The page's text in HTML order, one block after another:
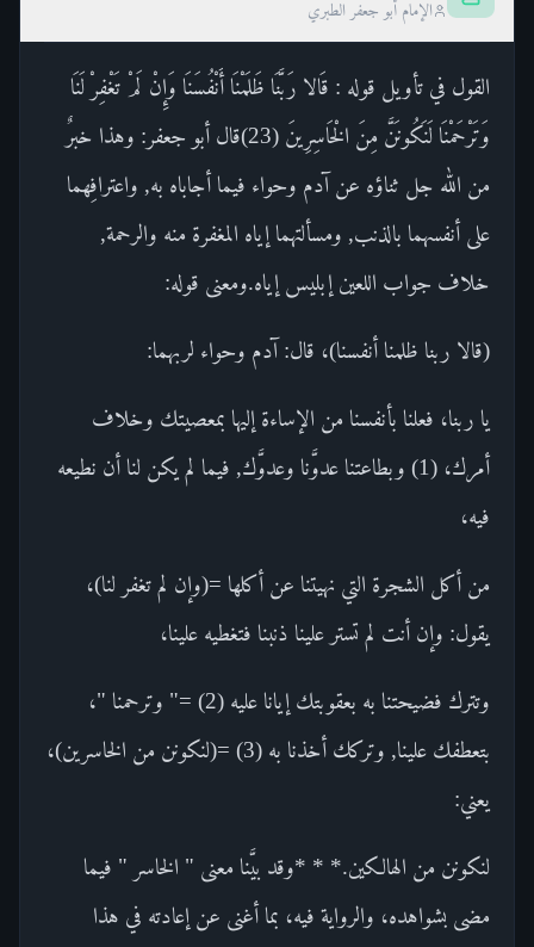
الإمام أبو جعفر الطبري
القول في تأويل قوله : قَالا رَبَّنَا ظَلَمْنَا أَنْفُسَنَا وَإِنْ لَمْ تَغْفِرْ لَنَا
وَتَرْحَمْنَا لَنَكُونَنَّ مِنَ الْخَاسِرِينَ (23)قال أبو جعفر: وهذا خبرٌ
من الله جل ثناؤه عن آدم وحواء فيما أجاباه به, واعترافِهما
على أنفسهما بالذنب, ومسألتهما إياه المغفرة منه والرحمة,
خلاف جواب اللعين إبليس إياه.ومعنى قوله:
(قالا ربنا ظلمنا أنفسنا)، قال: آدم وحواء لربهما:
يا ربنا، فعلنا بأنفسنا من الإساءة إليها بمعصيتك وخلاف
أمرك، (1) وبطاعتنا عدوَّنا وعدوَّك, فيما لم يكن لنا أن نطيعه
فيه،
من أكل الشجرة التي نهيتنا عن أكلها =(وإن لم تغفر لنا)،
يقول: وإن أنت لم تستر علينا ذنبنا فتغطيه علينا،
وتترك فضيحتنا به بعقوبتك إيانا عليه (2) =" وترحمنا "،
بتعطفك علينا, وتركك أخذنا به (3) =(لنكونن من الخاسرين)،
يعني:
لنكونن من الهالكين.* * *وقد بيَّنا معنى " الخاسر " فيما
مضى بشواهده، والرواية فيه، بما أغنى عن إعادته في هذا